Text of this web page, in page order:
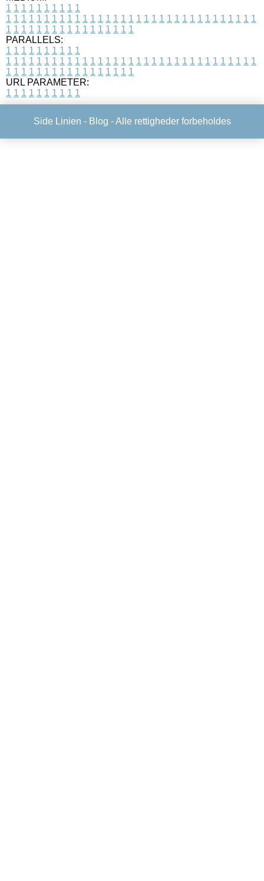
1 1 1 1 1 1 1 1 1 1
1 1 1 1 1 1 1 1 1 1 1 1 1 1 1 1 1 1 1 1 1 1 1 1 1 1 1 1 1 1 1 1 1
1 1 1 1 1 1 1 1 1 1 1 1 1 1 1 1 1
PARALLELS:
1 1 1 1 1 1 1 1 1 1
1 1 1 1 1 1 1 1 1 1 1 1 1 1 1 1 1 1 1 1 1 1 1 1 1 1 1 1 1 1 1 1 1
1 1 1 1 1 1 1 1 1 1 1 1 1 1 1 1 1
URL PARAMETER:
1 1 1 1 1 1 1 1 1 1
Side Linien - Blog - Alle rettigheder forbeholdes